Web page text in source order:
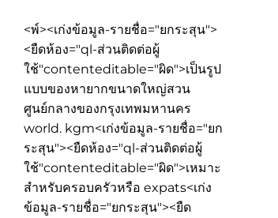
<พ์><เก่งข้อมูล-รายชื่อ="ยกระสุน">
<ยืดห้อง="ql-ส่วนติดต่อผู้
ใช้"contenteditable="ผิด">เป็นรูป
แบบของหายากขนาดใหญ่สวน
ศูนย์กลางของกรุงเทพมหานคร
world. kgm<เก่งข้อมูล-รายชื่อ="ยก
ระสุน"><ยืดห้อง="ql-ส่วนติดต่อผู้
ใช้"contenteditable="ผิด">เหมาะ
สำหรับครอบครัวหรือ expats<เก่ง
ข้อมูล-รายชื่อ="ยกระสุน"><ยืด